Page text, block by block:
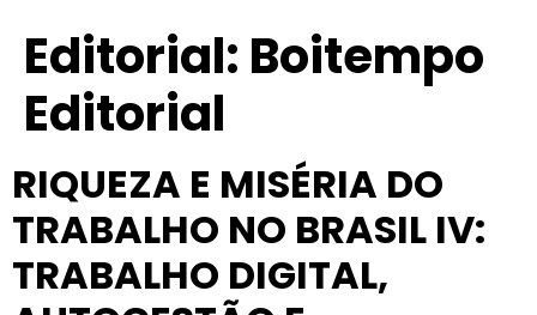
Editorial: Boitempo
Editorial
RIQUEZA E MISÉRIA DO
TRABALHO NO BRASIL IV:
TRABALHO DIGITAL,